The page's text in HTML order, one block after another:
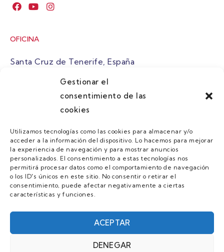
Gestionar el
consentimiento de las
cookies
Utilizamos tecnologías como las cookies para almacenar y/o
acceder a la información del dispositivo. Lo hacemos para mejorar
la experiencia de navegación y para mostrar anuncios
personalizados. El consentimiento a estas tecnologías nos
permitirá procesar datos como el comportamiento de navegación
o los ID's únicos en este sitio. No consentir o retirar el
consentimiento, puede afectar negativamente a ciertas
características y funciones.
ACEPTAR
DENEGAR
OFICINA
Santa Cruz de Tenerife, España
atuaire@grupoatuaire.com
+34 638765829
MENU
Quienes Somos
Guias
Contacto
Únete